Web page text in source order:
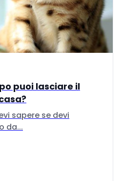
puoi lasciare il
sapere se devi
da...